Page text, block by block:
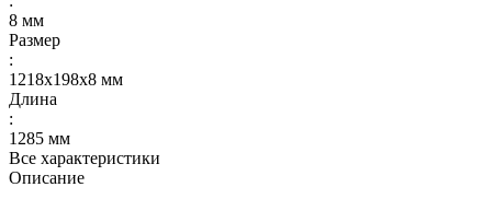
8 мм
Размер
:
1218х198x8 мм
Длина
:
1285 мм
Все характеристики
Описание